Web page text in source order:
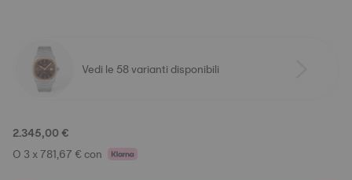
Vedi le 58 varianti disponibili
2.345,00 €
O 3 x 781,67 € con